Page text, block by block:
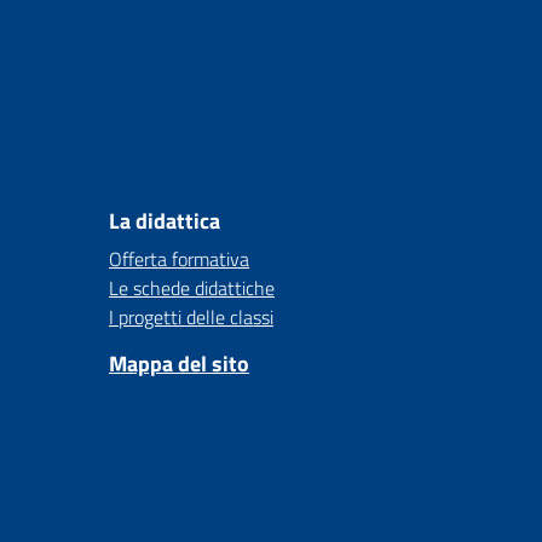
La didattica
Offerta formativa
Le schede didattiche
I progetti delle classi
Mappa del sito